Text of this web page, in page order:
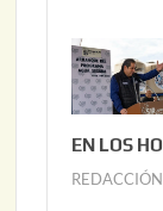
EN LOS
REDACCIÓN